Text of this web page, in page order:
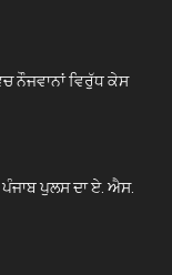
ਨੌਜਵਾਨਾਂ ਵਿਰੁੱਧ ਕੇਸ
ਪੰਜਾਬ ਪੁਲਸ ਦਾ ਏ. ਐਸ.